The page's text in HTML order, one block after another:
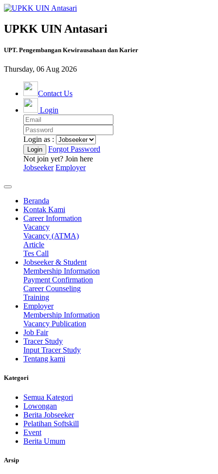
UPKK UIN Antasari
UPT. Pengembangan Kewirausahaan dan Karier
Thursday, 06 Aug 2026
Contact Us
Login
Login as :
Forgot Password
Not join yet? Join here
Jobseeker Employer
Beranda
Kontak Kami
Career Information
Vacancy
Vacancy (ATMA)
Article
Tes Call
Jobseeker & Student
Membership Information
Payment Confirmation
Career Counseling
Training
Employer
Membership Information
Vacancy Publication
Job Fair
Tracer Study
Input Tracer Study
Tentang kami
Kategori
Semua Kategori
Lowongan
Berita Jobseeker
Pelatihan Softskill
Event
Berita Umum
Arsip